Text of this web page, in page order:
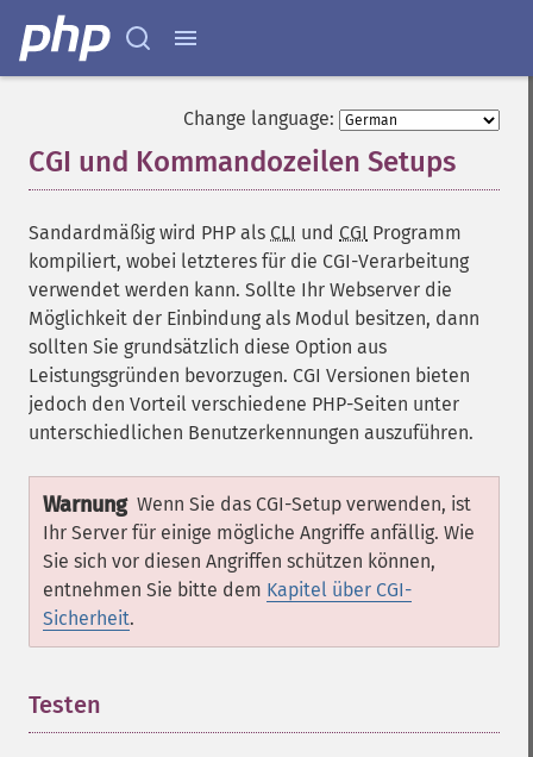
Change language:
CGI und Kommandozeilen Setups
Sandardmäßig wird PHP als CLI und CGI Programm
kompiliert, wobei letzteres für die CGI-Verarbeitung
verwendet werden kann. Sollte Ihr Webserver die
Möglichkeit der Einbindung als Modul besitzen, dann
sollten Sie grundsätzlich diese Option aus
Leistungsgründen bevorzugen. CGI Versionen bieten
jedoch den Vorteil verschiedene PHP-Seiten unter
unterschiedlichen Benutzerkennungen auszuführen.
Warnung Wenn Sie das CGI-Setup verwenden, ist
Ihr Server für einige mögliche Angriffe anfällig. Wie
Sie sich vor diesen Angriffen schützen können,
entnehmen Sie bitte dem Kapitel über CGI-
Sicherheit.
Testen